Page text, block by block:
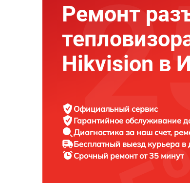
Ремонт
Hikvision в
Официальный сервис
Гарантийное обслуживание
Диагностика за наш счет,
Бесплатный выезд курьера в
Срочный ремонтот 35 минут